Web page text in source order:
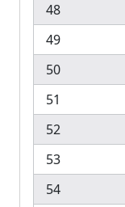
48
49
50
51
52
53
54